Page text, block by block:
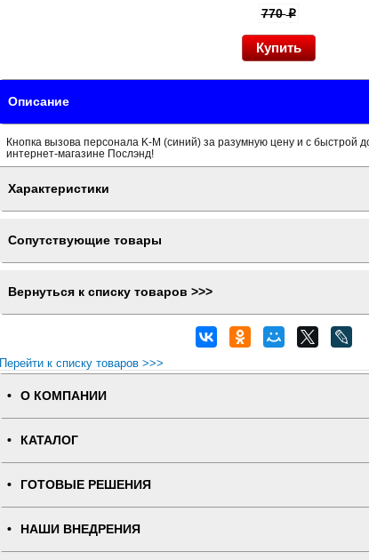
770p
Описание
Кнопка вызова персонала K-M (синий) за разумную цену и с быстрой
интернет-магазине Послэнд!
Характеристики
Сопутствующие товары
Вернуться к списку товаров >>>
Перейти к списку товаров >>>
О КОМПАНИИ
КАТАЛОГ
ГОТОВЫЕ РЕШЕНИЯ
НАШИ ВНЕДРЕНИЯ